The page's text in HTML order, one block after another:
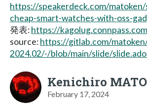
https://speakerdeck.com/
cheap-smart-watches-with-oss-
発表:https://
source:https://gitlab.com/
2024.02/-/blob/main/slide/
Kenichiro
February 17, 2024